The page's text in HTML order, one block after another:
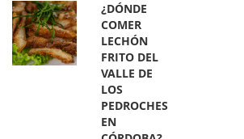
¿DÓNDE
COMER
LECHÓN
FRITO DEL
VALLE DE
LOS
PEDROCHES
EN